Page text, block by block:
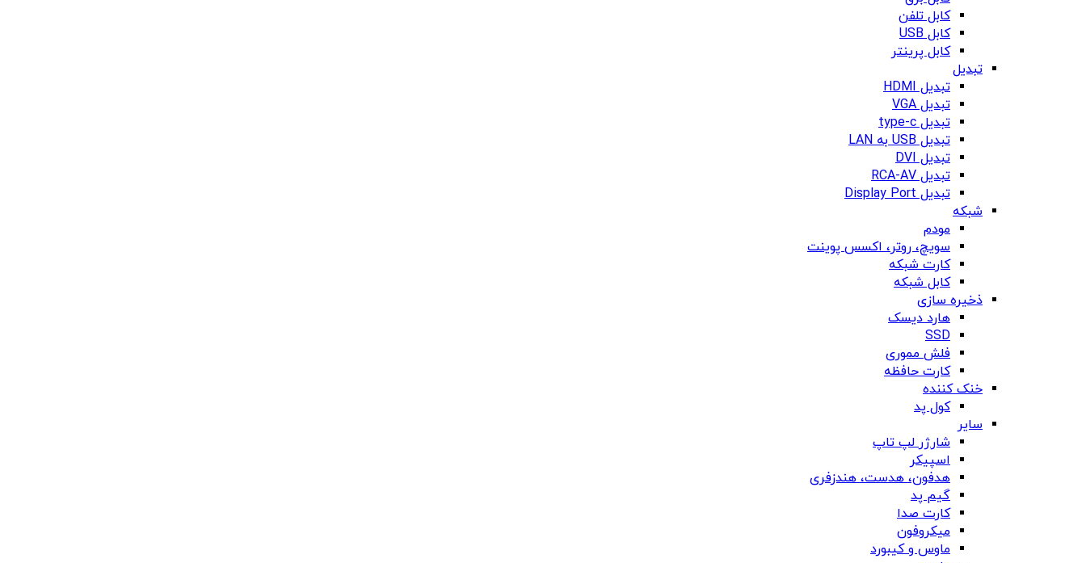
کابل تلفن
کابل USB
کابل پرینتر
تبدیل
تبدیل HDMI
تبدیل VGA
تبدیل type-c
تبدیل USB به LAN
تبدیل DVI
تبدیل RCA-AV
تبدیل Display Port
شبکه
مودم
سویچ، روتر، اکسس پوینت
کارت شبکه
کابل شبکه
ذخیره سازی
هارد دیسک
SSD
فلش مموری
کارت حافظه
خنک کننده
کول پد
سایر
شارژر لپ تاپ
اسپیکر
هدفون، هدست، هندزفری
گیم پد
کارت صدا
میکروفون
ماوس و کیبورد